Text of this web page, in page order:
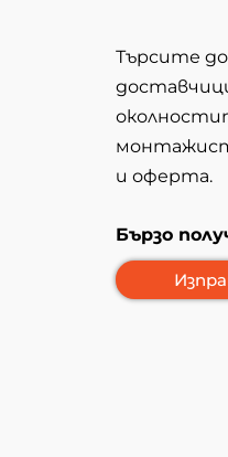
Търсите
и оферта.
Бързо